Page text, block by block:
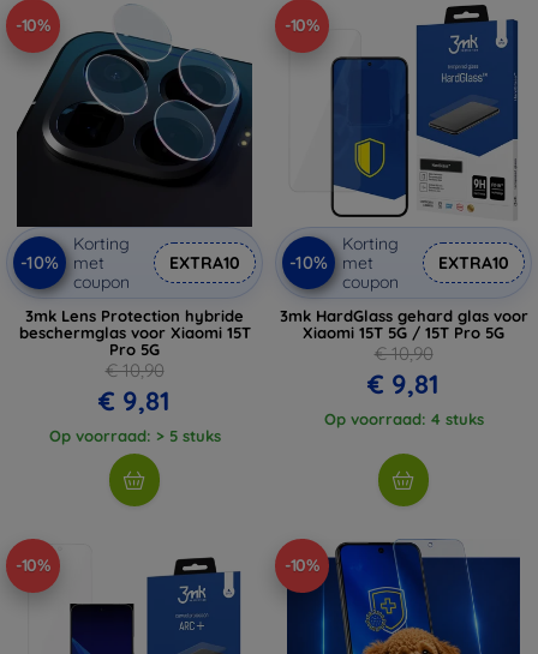
-10%
-10%
Korting
met
coupon
EXTRA10
3mk Lens Protection hybride
beschermglas voor Xiaomi 15T
Pro 5G
€ 10,90
€ 9,81
Op voorraad: > 5 stuks
-10%
-10%
Korting
met
coupon
EXTRA10
3mk HardGlass gehard glas voor
Xiaomi 15T 5G / 15T Pro 5G
€ 10,90
€ 9,81
Op voorraad: 4 stuks
-10% -10%